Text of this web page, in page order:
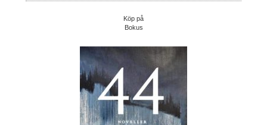
Köp på
Bokus